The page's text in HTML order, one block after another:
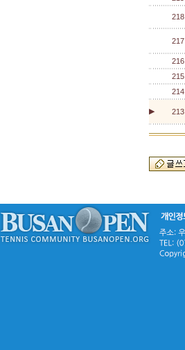
218
217
216
215
214
▶ 213